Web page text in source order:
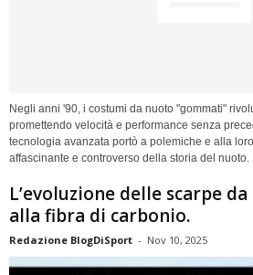
Negli anni '90, i costumi da nuoto "gommati"
promettendo velocità e performance senza
tecnologia avanzata portò a polemiche e alla
affascinante e controverso della storia del nuoto.
L’evoluzione delle scarpe
alla fibra di carbonio.
Redazione BlogDiSport - Nov 10, 2025